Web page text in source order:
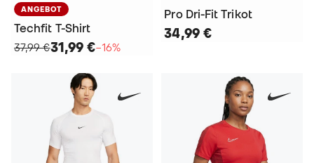
ANGEBOT
Techfit T-Shirt
37,99 €31,99 €−16%
Pro Dri-Fit Trikot
34,99 €